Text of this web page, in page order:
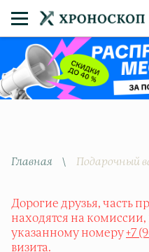
Главная \ Подарочный
Дорогие друзья, часть
находятся на комиссии,
указанному номеру+7
визита.